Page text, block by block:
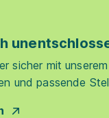
sicher mit
und passende